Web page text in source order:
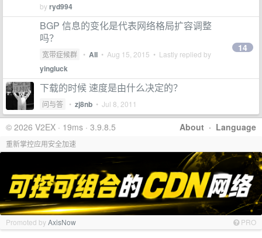
byryd994
BGP 信息的变化是代表网络格局扩容调整
吗？
宽带症候群 • AII • Aug 15, 2015 • Lastly replied by
yingluck
14
下载的时候 速度是由什么决定的？
问与答 • zj8nb • Jul 8, 2011
About · Language
© 2026 V2EX · 19ms · 3.9.8.5
重新掌控应用安全加速
Promoted byAxisNow PRO